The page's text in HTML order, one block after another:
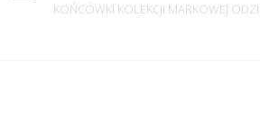
KOŃCÓWKI KOLEKCJI MARKOWEJ